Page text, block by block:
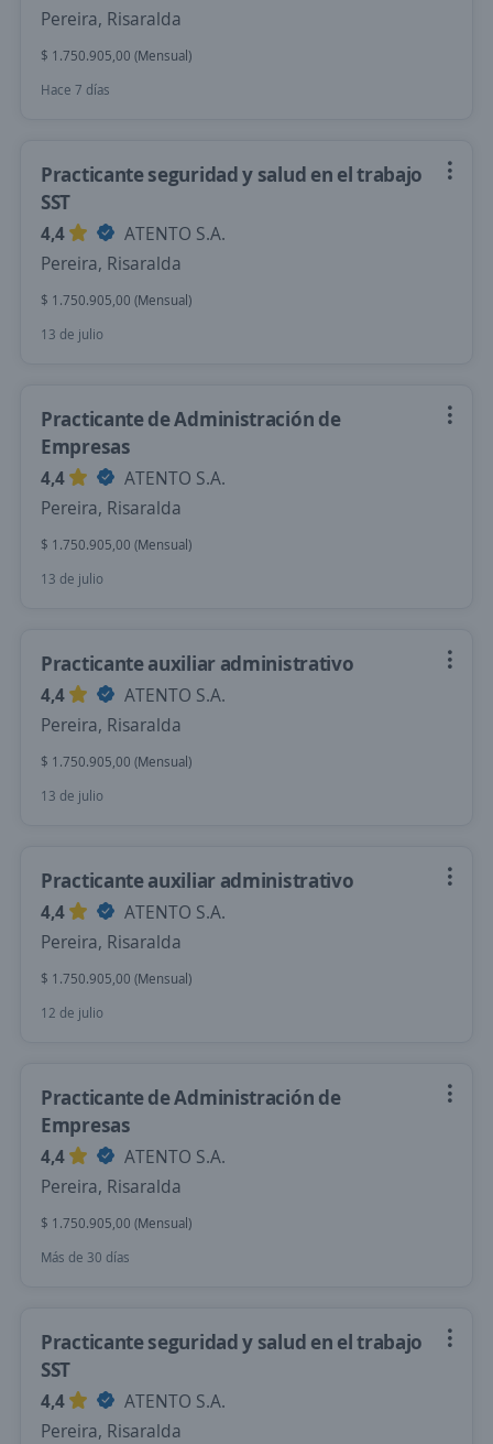
Pereira, Risaralda
$ 1.750.905,00 (Mensual)
Hace 7 días
Practicante seguridad y salud en el trabajo
SST
4,4
ATENTO S.A.
Pereira, Risaralda
$ 1.750.905,00 (Mensual)
13 de julio
Practicante de Administración de
Empresas
4,4
ATENTO S.A.
Pereira, Risaralda
$ 1.750.905,00 (Mensual)
13 de julio
Practicante auxiliar administrativo
4,4
ATENTO S.A.
Pereira, Risaralda
$ 1.750.905,00 (Mensual)
13 de julio
Practicante auxiliar administrativo
4,4
ATENTO S.A.
Pereira, Risaralda
$ 1.750.905,00 (Mensual)
12 de julio
Practicante de Administración de
Empresas
4,4
ATENTO S.A.
Pereira, Risaralda
$ 1.750.905,00 (Mensual)
Más de 30 días
Practicante seguridad y salud en el trabajo
SST
4,4
ATENTO S.A.
Pereira, Risaralda